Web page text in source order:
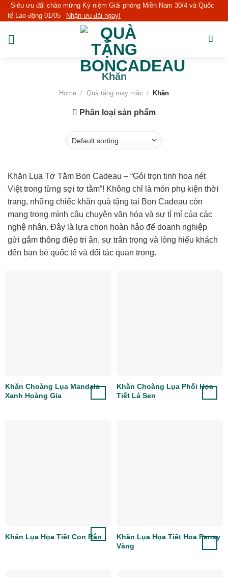
SkipSiêu ưu đãi chào mừng Kỷ niệm Giải phóng Miền Nam 30/4 và Quốc
tế Lao động 01/05
Nhận ưu đãi ngay!
Khăn
Home / Quà tặng may mặc / Khăn
Phân loại sản phẩm
Khăn Lụa Tơ Tằm Bon Cadeau – “Gói trọn tinh hoa nét
Việt trong từng sợi tơ tằm”! Không chỉ là món phụ kiện thời
trang, những chiếc khăn quà tặng tại Bon Cadeau còn
mang trong mình câu chuyện văn hóa và sự tỉ mỉ của các
nghệ nhân. Đây là lựa chọn hoàn hảo để doanh nghiệp
gửi gắm thông điệp tri ân, sự trân trọng và lòng hiếu khách
đến bạn bè quốc tế và đối tác quan trọng.
Khăn Choàng Lụa Mandala
Xanh Hoàng Gia
Khăn Choàng Lụa Phối Họa
Tiết Lá Sen
Khăn Lụa Họa Tiết Con Rắn
Khăn Lụa Họa Tiết Hoa Pansy
Vàng